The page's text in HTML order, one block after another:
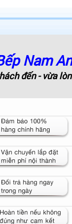
Nam
đến - vừa